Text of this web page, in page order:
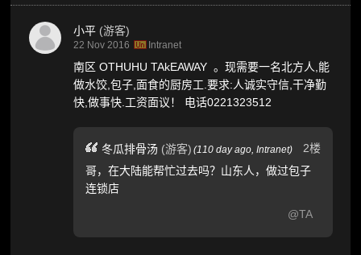
小平 (游客)
22 Nov 2016 Intranet
南区 OTHUHU TAkEAWAY 。现需要一名北方人,能
做水饺,包子,面食的厨房工.要求:人诚实守信,干净勤
快,做事快.工资面议！ 电话0221323512
2楼
冬瓜排骨汤 (游客) (110 day ago,Intranet)
哥，在大陆能帮忙过去吗？山东人，做过包子
连锁店
@TA